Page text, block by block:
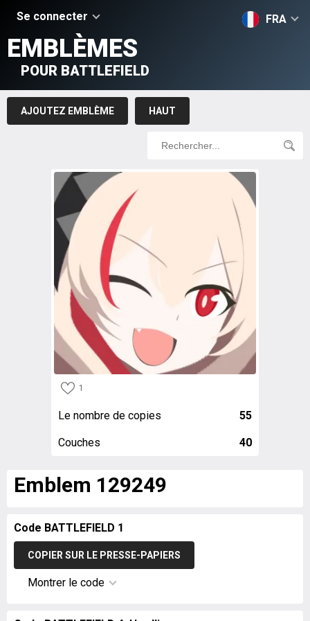
Se connecter FRA
EMBLÈMES
POUR BATTLEFIELD
AJOUTEZ EMBLÈME HAUT
1
Le nombre de copies 55
Couches 40
Emblem 129249
Code BATTLEFIELD 1
COPIER SUR LE PRESSE-PAPIERS
Montrer le code